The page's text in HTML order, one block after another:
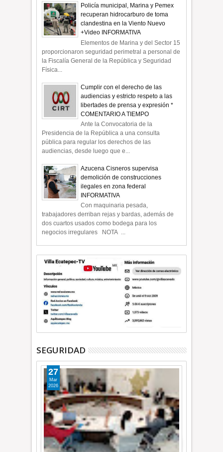
Policía municipal, Marina y Pemex
recuperan hidrocarburo de toma
clandestina en la Viento Nuevo
+Video INFORMATIVA
Elementos de Marina y del Sector 15
proporcionaron seguridad perimetral a personal de
la Fiscalía General de la República y Seguridad
Física...
Cumplir con el derecho de las
audiencias y estricto respeto a las
libertades de prensa y expresión *
COMENTARIO A TIEMPO
Ante la Convocatoria de la
Presidencia de la República a una consulta
pública para regular los derechos de las
audiencias, desde luego que e...
Azucena Cisneros supervisa
demolición de construcciones
ilegales en zona federal
INFORMATIVA
Con maquinaria pesada,
trabajadores derriban rejas y bardas, además de
dos cuartos usados como bodega para los
negocios irregulares NOTA ...
SEGURIDAD
27
Mar
2026